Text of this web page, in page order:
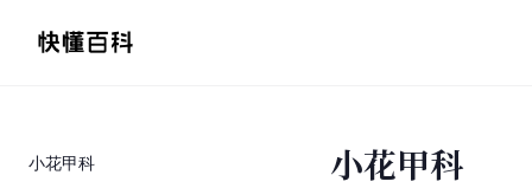
小花甲科
小花甲科